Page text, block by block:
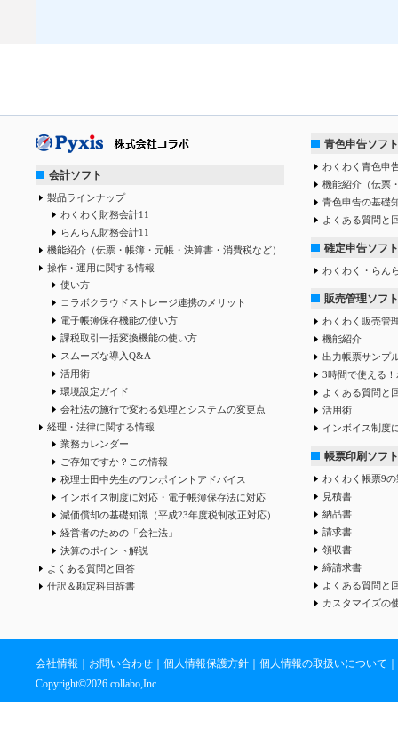
会計ソフト
製品ラインナップ
わくわく財務会計11
らんらん財務会計11
機能紹介（伝票・帳簿・元帳・決算書・消費税など）
操作・運用に関する情報
使い方
コラボクラウドストレージ連携のメリット
電子帳簿保存機能の使い方
課税取引一括変換機能の使い方
スムーズな導入Q&A
活用術
環境設定ガイド
会社法の施行で変わる処理とシステムの変更点
経理・法律に関する情報
業務カレンダー
ご存知ですか？この情報
税理士田中先生のワンポイントアドバイス
インボイス制度に対応・電子帳簿保存法に対応
減価償却の基礎知識（平成23年度税制改正対応）
経営者のための「会社法」
決算のポイント解説
よくある質問と回答
仕訳＆勘定科目辞書
青色申告ソフト
わくわく青色申
機能紹介（伝票
青色申告の基礎
よくある質問と
確定申告ソフト
わくわく・らん
販売管理ソフト
わくわく販売管
機能紹介
出力帳票サンプ
3時間で使える
よくある質問と
活用術
インボイス制度
帳票印刷ソフト
わくわく帳票9
見積書
納品書
請求書
領収書
締請求書
よくある質問と
カスタマイズの
会社情報 ｜ お問い合わせ ｜ 個人情報保護方針 ｜ 個人情報の取扱いについて ｜
Copyright©2026 collabo,Inc.